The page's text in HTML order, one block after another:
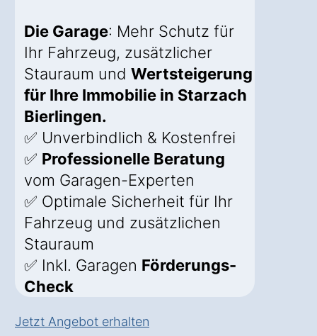
Die Garage: Mehr Schutz für
Ihr Fahrzeug, zusätzlicher
Stauraum und Wertsteigerung
für Ihre Immobilie in Starzach
Bierlingen.
✅ Unverbindlich & Kostenfrei
✅ Professionelle Beratung
vom Garagen-Experten
✅ Optimale Sicherheit für Ihr
Fahrzeug und zusätzlichen
Stauraum
✅ Inkl. Garagen Förderungs-
Check
Jetzt Angebot erhalten